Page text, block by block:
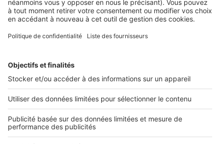
2 rue des Italiens 75009 Paris
01 53 38 80 00